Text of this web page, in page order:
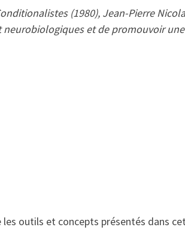
(1980), Jean-Pierre
et de promouvoir
outils et concepts présentés dans